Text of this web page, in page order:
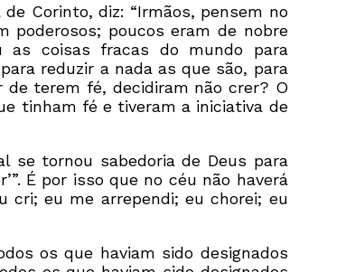
Corinto, diz: “Irmãos, pensem no
poderosos; poucos eram de nobre
as coisas fracas do mundo para
reduzir a nada as que são, para
de terem fé, decidiram não crer? O
tinham fé e tiveram a iniciativa de
se tornou sabedoria de Deus para
É por isso que no céu não haverá
cri; eu me arrependi; eu chorei; eu
os que haviam sido designados